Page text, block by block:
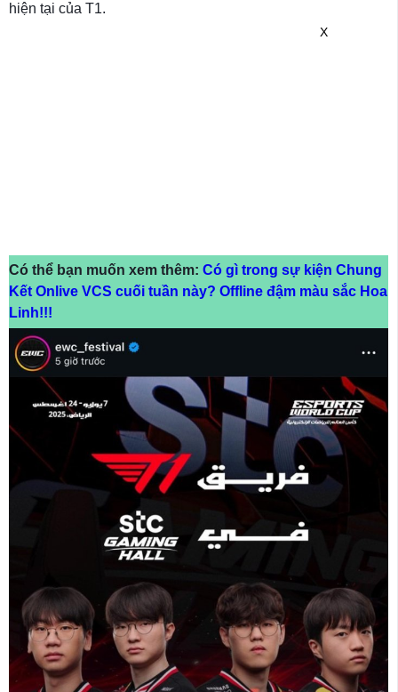
hiện tại của T1.
X
Có thể bạn muốn xem thêm: Có gì trong sự kiện Chung
Kết Onlive VCS cuối tuần này? Offline đậm màu sắc Hoa
Linh!!!